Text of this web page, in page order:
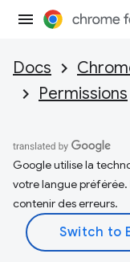
Docs
Permissions
Google utilise la
votre langue préférée.
contenir des erreurs.